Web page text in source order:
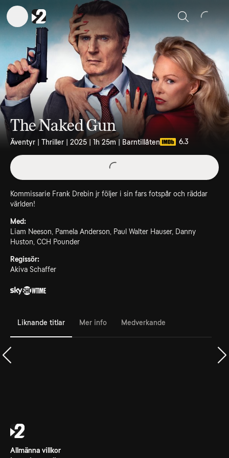
Sök
The Naked Gun
Äventyr | Thriller | 2025 | 1h 25m | Barntillåten 6.3
Kommissarie Frank Drebin jr följer i sin fars fotspår och räddar
världen!
Med:
Liam Neeson, Pamela Anderson, Paul Walter Hauser, Danny
Huston, CCH Pounder
Regissör:
Akiva Schaffer
Liknande titlar Mer info Medverkande
Allmänna villkor